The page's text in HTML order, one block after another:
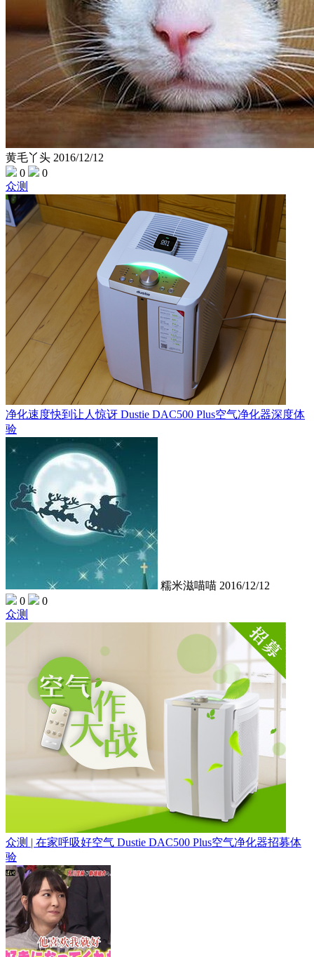
黄毛丫头 2016/12/12
0
0
众测
净化速度快到让人惊讶 Dustie DAC500 Plus空气净化器深度体
验
糯米滋喵喵 2016/12/12
0
0
众测
众测 | 在家呼吸好空气 Dustie DAC500 Plus空气净化器招募体
验